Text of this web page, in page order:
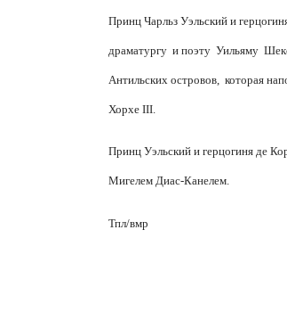
Принц Чарльз Уэльский и
драматургу и поэту Уильяму
Антильских островов, которая
Хорхе III.
Принц Уэльский и герцогиня де
Мигелем Диас-Канелем.
Тпл/вмр